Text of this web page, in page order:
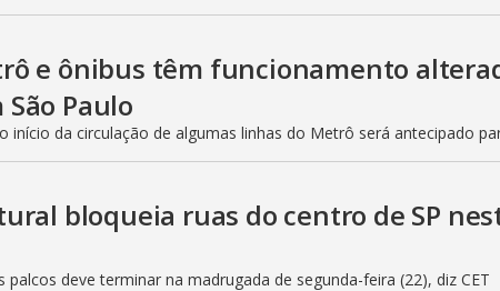
e ônibus têm funcionamento
Paulo
início da circulação de algumas linhas do Metrô será antecipado
bloqueia ruas do centro de SP
deve terminar na madrugada de segunda-feira (22), diz CET